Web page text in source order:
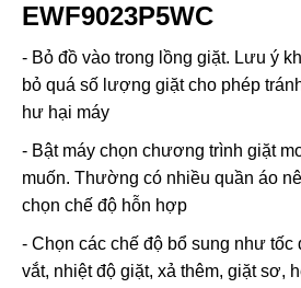
EWF9023P5WC
- Bỏ đồ vào trong lồng giặt. Lưu ý
bỏ quá số lượng giặt cho phép
hư hại máy
- Bật máy chọn chương trình giặt
muốn. Thường có nhiều quần áo
chọn chế độ hỗn hợp
- Chọn các chế độ bổ sung như tốc
vắt, nhiệt độ giặt, xả thêm, giặt sơ,